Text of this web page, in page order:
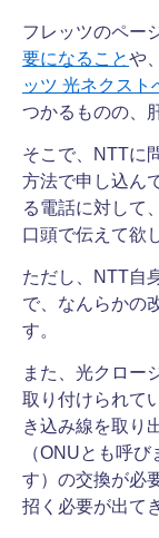
フレッツのペー
要になることや、
ッツ 光ネクスト
つかるものの、
そこで、NTTに
方法で申し込ん
る電話に対して
口頭で伝えて欲
ただし、NTT自
で、なんらかの
す。
また、光クロー
取り付けられて
き込み線を取り
（ONUとも呼
す）の交換が必
招く必要が出て